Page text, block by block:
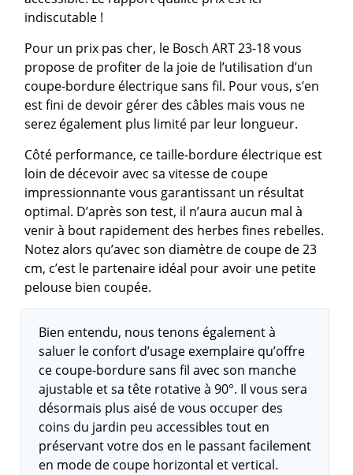
indiscutable !
Pour un prix pas cher, le Bosch ART 23-18 vous
propose de profiter de la joie de l’utilisation d’un
coupe-bordure électrique sans fil. Pour vous, s’en
est fini de devoir gérer des câbles mais vous ne
serez également plus limité par leur longueur.
Côté performance, ce taille-bordure électrique est
loin de décevoir avec sa vitesse de coupe
impressionnante vous garantissant un résultat
optimal. D’après son test, il n’aura aucun mal à
venir à bout rapidement des herbes fines rebelles.
Notez alors qu’avec son diamètre de coupe de 23
cm, c’est le partenaire idéal pour avoir une petite
pelouse bien coupée.
Bien entendu, nous tenons également à
saluer le confort d’usage exemplaire qu’offre
ce coupe-bordure sans fil avec son manche
ajustable et sa tête rotative à 90°. Il vous sera
désormais plus aisé de vous occuper des
coins du jardin peu accessibles tout en
préservant votre dos en le passant facilement
en mode de coupe horizontal et vertical.